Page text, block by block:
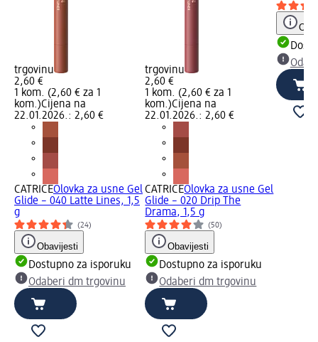
trgovinu
2,60 €
1 kom. (2,60 € za 1
kom.)Cijena na
22.01.2026.: 2,60 €
CATRICEOlovka za usne Gel
Glide – 040 Latte Lines, 1,5
g
(24)
Obavijesti
Dostupno za isporuku
Odaberi dm trgovinu
trgovinu
2,60 €
1 kom. (2,60 € za 1
kom.)Cijena na
22.01.2026.: 2,60 €
CATRICEOlovka za usne Gel
Glide – 020 Drip The
Drama, 1,5 g
(50)
Obavijesti
Dostupno za isporuku
Odaberi dm trgovinu